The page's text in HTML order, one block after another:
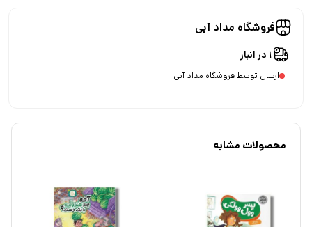
فروشگاه مداد آبی
1 در انبار
ارسال توسط فروشگاه مداد آبی
محصولات مشابه